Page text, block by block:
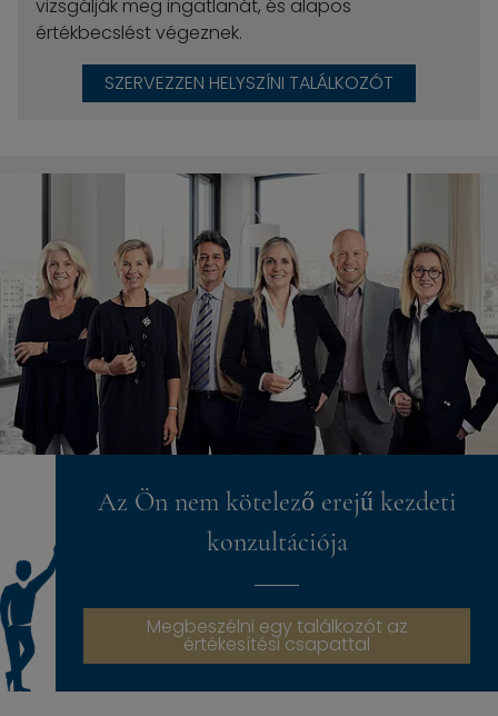
vizsgálják meg ingatlanát, és alapos
értékbecslést végeznek.
SZERVEZZEN HELYSZÍNI TALÁLKOZÓT
Az Ön nem kötelező erejű kezdeti
konzultációja
Megbeszélni egy találkozót az
értékesítési csapattal